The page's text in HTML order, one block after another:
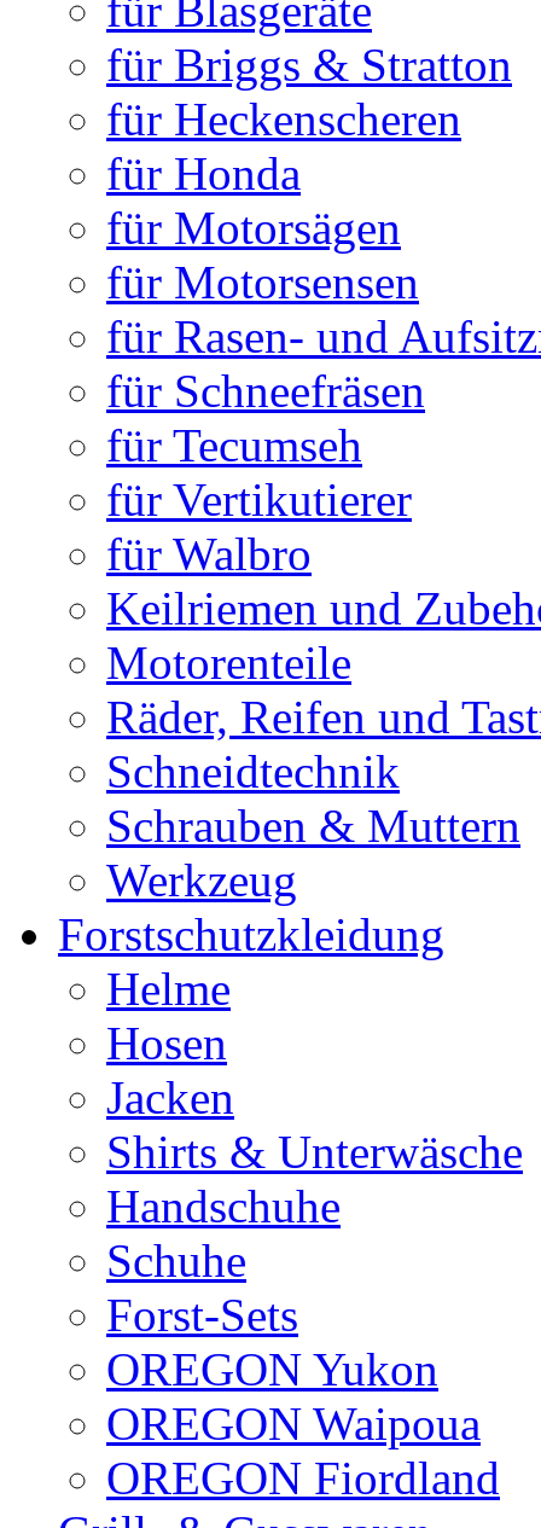
für Briggs & Stratton
für Heckenscheren
für Honda
für Motorsägen
für Motorsensen
für Rasen- und
für Schneefräsen
für Tecumseh
für Vertikutierer
für Walbro
Keilriemen und
Motorenteile
Räder, Reifen und
Schneidtechnik
Schrauben & Muttern
Werkzeug
Forstschutzkleidung
Helme
Hosen
Jacken
Shirts & Unterwäsche
Handschuhe
Schuhe
Forst-Sets
OREGON Yukon
OREGON Waipoua
OREGON Fiordland